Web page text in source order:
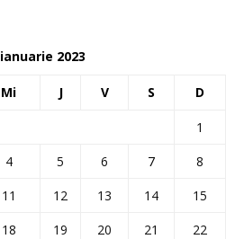
ianuarie 2023
Mi J V S D
1
4 5 6 7
8
11 12 13 14
15
18 19 20 21
22